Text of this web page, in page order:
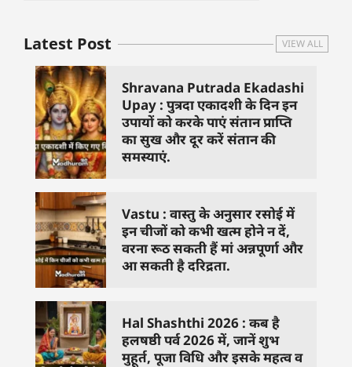
Latest Post VIEW ALL
Shravana Putrada Ekadashi
Upay : पुत्रदा एकादशी के दिन इन
उपायों को करके पाएं संतान प्राप्ति
का सुख और दूर करें संतान की
समस्याएं.
Vastu : वास्तु के अनुसार रसोई में
इन चीजों को कभी खत्म होने न दें,
वरना रूठ सकती हैं मां अन्नपूर्णा और
आ सकती है दरिद्रता.
Hal Shashthi 2026 : कब है
हलषष्ठी पर्व 2026 में, जानें शुभ
मुहूर्त, पूजा विधि और इसके महत्व व